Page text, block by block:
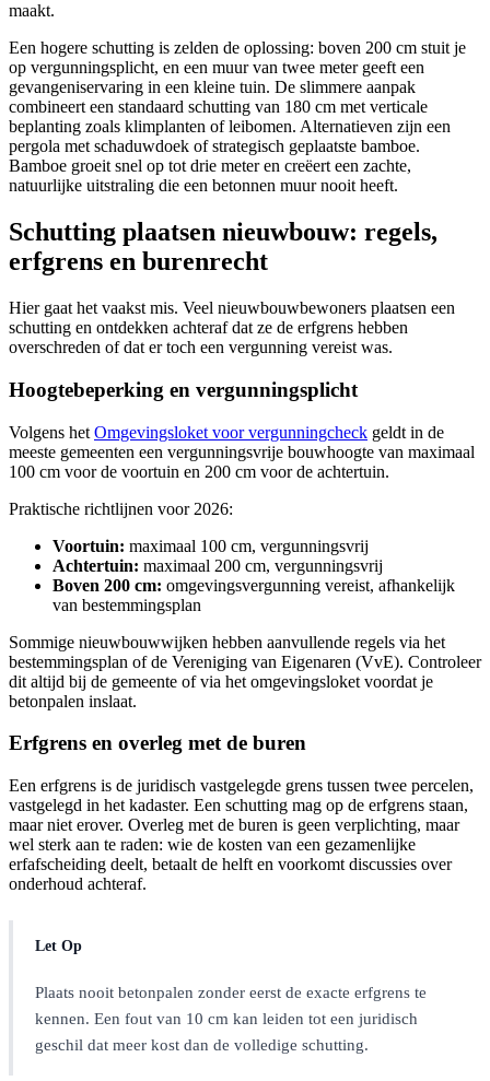
maakt.
Een hogere schutting is zelden de oplossing: boven 200 cm stuit je
op vergunningsplicht, en een muur van twee meter geeft een
gevangeniservaring in een kleine tuin. De slimmere aanpak
combineert een standaard schutting van 180 cm met verticale
beplanting zoals klimplanten of leibomen. Alternatieven zijn een
pergola met schaduwdoek of strategisch geplaatste bamboe.
Bamboe groeit snel op tot drie meter en creëert een zachte,
natuurlijke uitstraling die een betonnen muur nooit heeft.
Schutting plaatsen nieuwbouw: regels,
erfgrens en burenrecht
Hier gaat het vaakst mis. Veel nieuwbouwbewoners plaatsen een
schutting en ontdekken achteraf dat ze de erfgrens hebben
overschreden of dat er toch een vergunning vereist was.
Hoogtebeperking en vergunningsplicht
Volgens het Omgevingsloket voor vergunningcheck geldt in de
meeste gemeenten een vergunningsvrije bouwhoogte van maximaal
100 cm voor de voortuin en 200 cm voor de achtertuin.
Praktische richtlijnen voor 2026:
Voortuin: maximaal 100 cm, vergunningsvrij
Achtertuin: maximaal 200 cm, vergunningsvrij
Boven 200 cm: omgevingsvergunning vereist, afhankelijk
van bestemmingsplan
Sommige nieuwbouwwijken hebben aanvullende regels via het
bestemmingsplan of de Vereniging van Eigenaren (VvE). Controleer
dit altijd bij de gemeente of via het omgevingsloket voordat je
betonpalen inslaat.
Erfgrens en overleg met de buren
Een erfgrens is de juridisch vastgelegde grens tussen twee percelen,
vastgelegd in het kadaster. Een schutting mag op de erfgrens staan,
maar niet erover. Overleg met de buren is geen verplichting, maar
wel sterk aan te raden: wie de kosten van een gezamenlijke
erfafscheiding deelt, betaalt de helft en voorkomt discussies over
onderhoud achteraf.
Let Op
Plaats nooit betonpalen zonder eerst de exacte erfgrens te
kennen. Een fout van 10 cm kan leiden tot een juridisch
geschil dat meer kost dan de volledige schutting.